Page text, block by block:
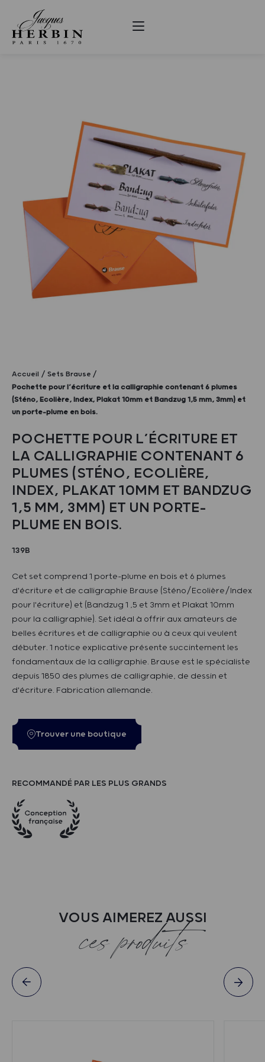
Accueil
Sets Brause
Pochette pour l’écriture et la calligraphie contenant 6 plumes
(Sténo, Ecolière, Index, Plakat 10mm et Bandzug 1,5 mm, 3mm) et
un porte-plume en bois.
POCHETTE POUR L’ÉCRITURE ET
LA CALLIGRAPHIE CONTENANT 6
PLUMES (STÉNO, ECOLIÈRE,
INDEX, PLAKAT 10MM ET BANDZUG
1,5 MM, 3MM) ET UN PORTE-
PLUME EN BOIS.
139B
Cet set comprend 1 porte-plume en bois et 6 plumes
d'écriture et de calligraphie Brause (Sténo/Ecolière/Index
pour l'écriture) et (Bandzug 1 ,5 et 3mm et Plakat 10mm
pour la calligraphie). Set idéal à offrir aux amateurs de
belles écritures et de calligraphie ou à ceux qui veulent
débuter. 1 notice explicative présente succintement les
fondamentaux de la calligraphie. Brause est le spécialiste
depuis 1850 des plumes de calligraphie, de dessin et
d'écriture. Fabrication allemande.
Trouver une boutique
RECOMMANDÉ PAR LES PLUS GRANDS
VOUS AIMEREZ AUSSI
ces produits